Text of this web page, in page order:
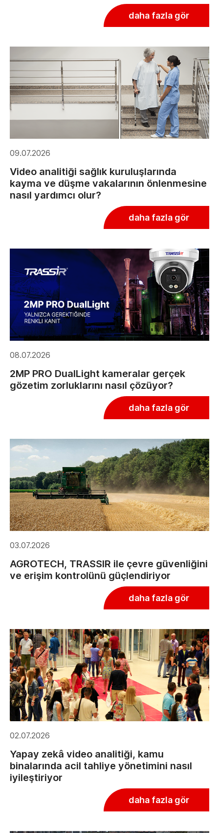
daha fazla gör
09.07.2026
Video analitiği sağlık kuruluşlarında
kayma ve düşme vakalarının önlenmesine
nasıl yardımcı olur?
daha fazla gör
08.07.2026
2MP PRO DualLight kameralar gerçek
gözetim zorluklarını nasıl çözüyor?
daha fazla gör
03.07.2026
AGROTECH, TRASSIR ile çevre güvenliğini
ve erişim kontrolünü güçlendiriyor
daha fazla gör
02.07.2026
Yapay zekâ video analitiği, kamu
binalarında acil tahliye yönetimini nasıl
iyileştiriyor
daha fazla gör